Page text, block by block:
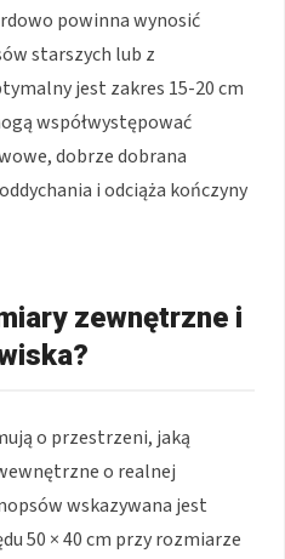
powinna wynosić
starszych lub z
jest zakres 15-20 cm
współwystępować
dobrze dobrana
i odciąża kończyny
zewnętrzne i
o przestrzeni, jaką
o realnej
wskazywana jest
50 × 40 cm przy rozmiarze